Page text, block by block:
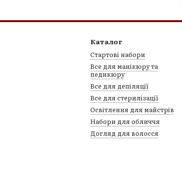
Каталог
Стартові набори
Все для манікюру та
педикюру
Все для депіляції
Все для стерилізації
Освітлення для майстрів
Набори для обличчя
Догляд для волосся